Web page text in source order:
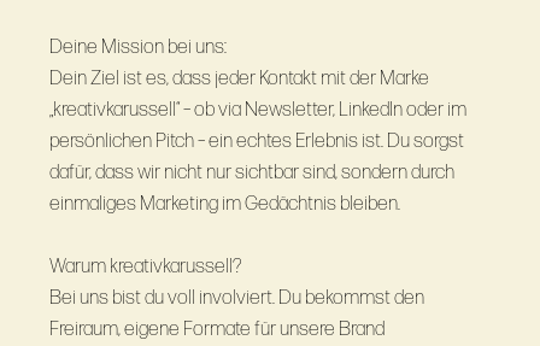
Deine Mission bei uns:
Dein Ziel ist es, dass jeder Kontakt mit der Marke
„kreativkarussell“ – ob via Newsletter, LinkedIn oder im
persönlichen Pitch – ein echtes Erlebnis ist. Du sorgst
dafür, dass wir nicht nur sichtbar sind, sondern durch
einmaliges Marketing im Gedächtnis bleiben.
Warum kreativkarussell?
Bei uns bist du voll involviert. Du bekommst den
Freiraum, eigene Formate für unsere Brand